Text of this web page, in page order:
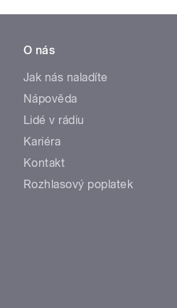
O nás
Jak nás naladíte
Nápověda
Lidé v rádiu
Kariéra
Kontakt
Rozhlasový poplatek